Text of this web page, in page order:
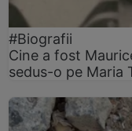
#Biografii
Cine a fost
sedus-o pe Maria